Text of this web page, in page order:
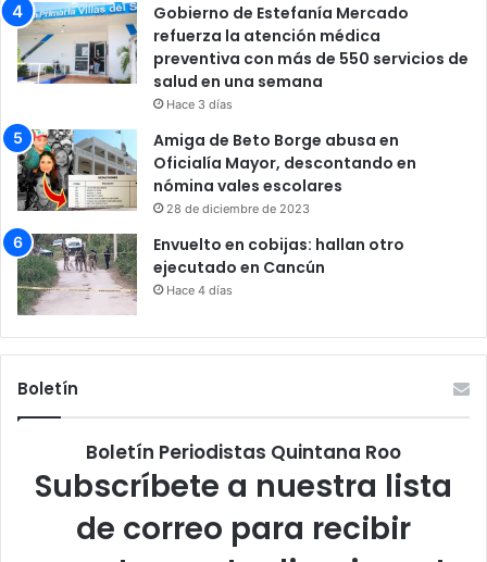
Gobierno de Estefanía Mercado
refuerza la atención médica
preventiva con más de 550 servicios de
salud en una semana
Hace 3 días
Amiga de Beto Borge abusa en
Oficialía Mayor, descontando en
nómina vales escolares
28 de diciembre de 2023
Envuelto en cobijas: hallan otro
ejecutado en Cancún
Hace 4 días
Boletín
Boletín Periodistas Quintana Roo
Subscríbete a nuestra lista
de correo para recibir